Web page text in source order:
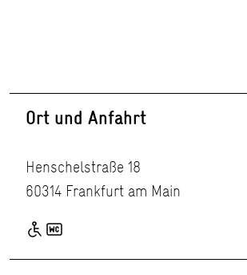
Ort und Anfahrt
Henschelstraße 18
60314 Frankfurt am Main